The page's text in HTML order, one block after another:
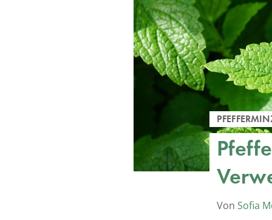
Von Sofia